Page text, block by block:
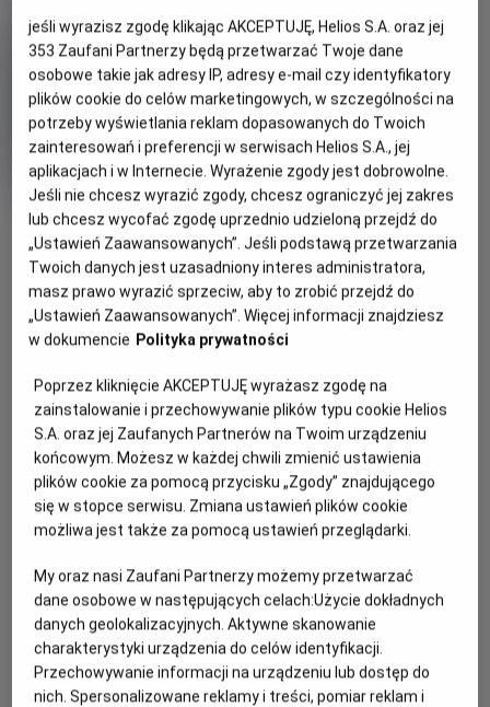
NAPISY
OBSERWUJ
Pięć koszmarnych nocy
Oryginalny
tytuł
Five Nights at Freddy's Gatunek
Horror
Od 13
lat
Czas
trwania
110 min
Kraj
i
rok
produkcji
USA (2023)
PREMIERA
27 października 2023
Emma Tammi
Emma Tammi, Scott
Cawthon, Seth Cuddeback
OBSADA
Elizabeth Lail, Josh Hutcherson, Piper Rubio
WIĘCEJ SZCZEGÓŁÓW
Producentem filmu „Pięć koszmarnych nocy” jest studio
Blumhouse odpowiedzialne za takie tytuły jak: „M3GAN”,
„Czarny telefon” i „Niewidzialny człowiek” .
„Pięć koszmarnych nocy” to historia stróża nocnego, który
rozpoczyna pracę w Freddy Fazbear's Pizza. Już pierwszej
będzie taka łatwa.
W filmie występują: Josh Hutcherson (“Igrzyska śmierci”),
Elizabeth Lail (serial “Ty”), Piper Rubio , Kat Conner Sterling
oraz Mary Stuart Masterson i Matthew Lillard.
jeśli wyrazisz zgodę klikając AKCEPTUJĘ, Helios S.A. oraz jej
353 Zaufani Partnerzy będą przetwarzać Twoje dane
osobowe takie jak adresy IP, adresy e-mail czy identyfikatory
plików cookie do celów marketingowych, w szczególności na
potrzeby wyświetlania reklam dopasowanych do Twoich
zainteresowań i preferencji w serwisach Helios S.A., jej
aplikacjach i w Internecie. Wyrażenie zgody jest dobrowolne.
Jeśli nie chcesz wyrazić zgody, chcesz ograniczyć jej zakres
lub chcesz wycofać zgodę uprzednio udzieloną przejdź do
„Ustawień Zaawansowanych”. Jeśli podstawą przetwarzania
Twoich danych jest uzasadniony interes administratora,
masz prawo wyrazić sprzeciw, aby to zrobić przejdź do
„Ustawień Zaawansowanych”. Więcej informacji znajdziesz
w dokumencie Polityka prywatności
Poprzez kliknięcie AKCEPTUJĘ wyrażasz zgodę na
zainstalowanie i przechowywanie plików typu cookie Helios
S.A. oraz jej Zaufanych Partnerów na Twoim urządzeniu
końcowym. Możesz w każdej chwili zmienić ustawienia
plików cookie za pomocą przycisku „Zgody” znajdującego
się w stopce serwisu. Zmiana ustawień plików cookie
możliwa jest także za pomocą ustawień przeglądarki.
My oraz nasi Zaufani Partnerzy możemy przetwarzać
dane osobowe w następujących celach:Użycie dokładnych
danych geolokalizacyjnych. Aktywne skanowanie
charakterystyki urządzenia do celów identyfikacji.
Przechowywanie informacji na urządzeniu lub dostęp do
nich. Spersonalizowane reklamy i treści, pomiar reklam i